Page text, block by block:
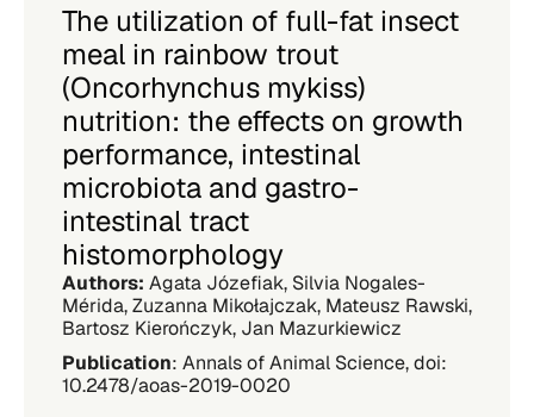
The utilization of full-fat insect
meal in rainbow trout
(Oncorhynchus mykiss)
nutrition: the effects on growth
performance, intestinal
microbiota and gastro-
intestinal tract
histomorphology
Authors: Agata Józefiak, Silvia Nogales-
Mérida, Zuzanna Mikołajczak, Mateusz Rawski,
Bartosz Kierończyk, Jan Mazurkiewicz
Publication: Annals of Animal Science, doi:
10.2478/aoas-2019-0020